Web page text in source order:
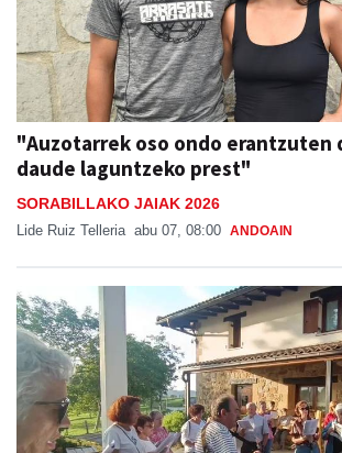
"Auzotarrek oso ondo erantzuten
daude laguntzeko prest"
SORABILLAKO JAIAK 2026
Lide Ruiz Telleria abu 07, 08:00 ANDOAIN